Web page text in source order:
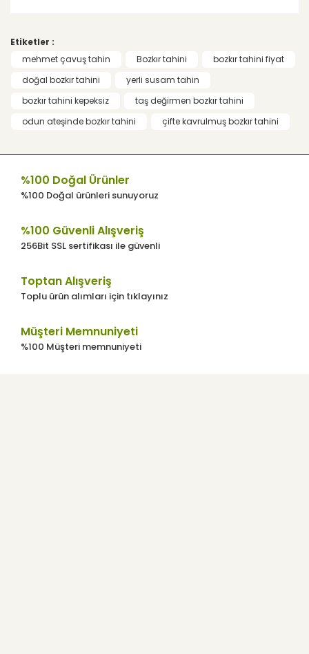
Yorum Yaz
kullanarak tarafımıza iletebilirsiniz.
Görüş ve önerileriniz için teşekkür ederiz.
görüntülenemiyor.
Ürün açıklamasında eksik bilgiler
Ürün fiyatı diğer sitelerden daha pahalı.
Bu ürüne benzer farklı alternatifler olmalı.
Gönder
Etiketler :
mehmet çavuş tahin
Bozkır tahini
bozkır tahini fiyat
doğal bozkır tahini
yerli susam tahin
bozkır tahini kepeksiz
taş değirmen bozkır tahini
odun ateşinde bozkır tahini
çifte kavrulmuş bozkır tahini
%100 Doğal Ürünler
%100 Doğal ürünleri sunuyoruz
%100 Güvenli Alışveriş
256Bit SSL sertifikası ile güvenli
Toptan Alışveriş
Toplu ürün alımları için tıklayınız
Müşteri Memnuniyeti
%100 Müşteri memnuniyeti